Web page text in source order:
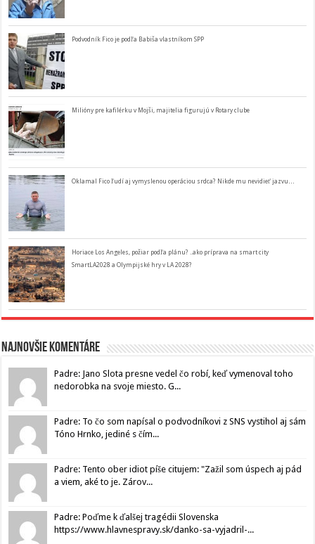
Podvodník Fico je podľa Babiša vlastníkom SPP
Milióny pre kafilérku v Mojši, majitelia figurujú v Rotary clube
Oklamal Fico ľudí aj vymyslenou operáciou srdca? Nikde mu nevidieť jazvu…
Horiace Los Angeles, požiar podľa plánu? ..ako príprava na smart city
SmartLA2028 a Olympijské hry v LA 2028?
Najnovšie komentáre
Padre: Jano Slota presne vedel čo robí, keď vymenoval toho
nedorobka na svoje miesto. G...
Padre: To čo som napísal o podvodníkovi z SNS vystihol aj sám
Tóno Hrnko, jediné s čím...
Padre: Tento ober idiot píše citujem: "Zažil som úspech aj pád
a viem, aké to je. Zárov...
Padre: Poďme k ďalšej tragédii Slovenska
https://www.hlavnespravy.sk/danko-sa-vyjadril-...